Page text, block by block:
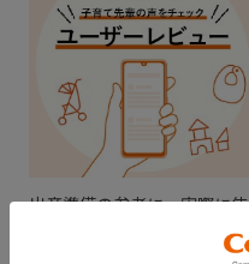
出産準備の参考に。実際に使
ってみた感想をチェック！